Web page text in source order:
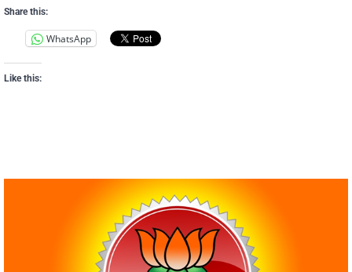
Share this:
WhatsApp
Like this: